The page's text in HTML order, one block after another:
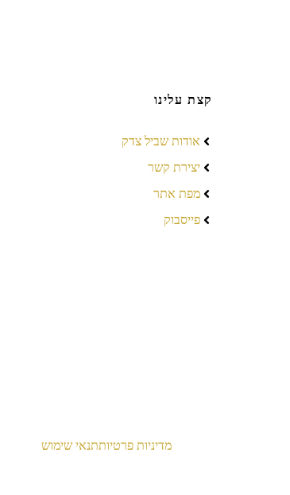
קצת עלינו
אודות שביל צדק
יצירת קשר
מפת אתר
פייסבוק
מדיניות פרטיותתנאי שימוש